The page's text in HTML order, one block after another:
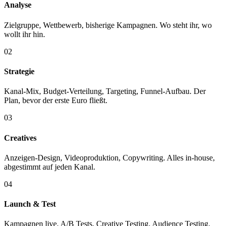
Analyse
Zielgruppe, Wettbewerb, bisherige Kampagnen. Wo steht ihr, wo
wollt ihr hin.
02
Strategie
Kanal-Mix, Budget-Verteilung, Targeting, Funnel-Aufbau. Der
Plan, bevor der erste Euro fließt.
03
Creatives
Anzeigen-Design, Videoproduktion, Copywriting. Alles in-house,
abgestimmt auf jeden Kanal.
04
Launch & Test
Kampagnen live. A/B Tests, Creative Testing, Audience Testing.